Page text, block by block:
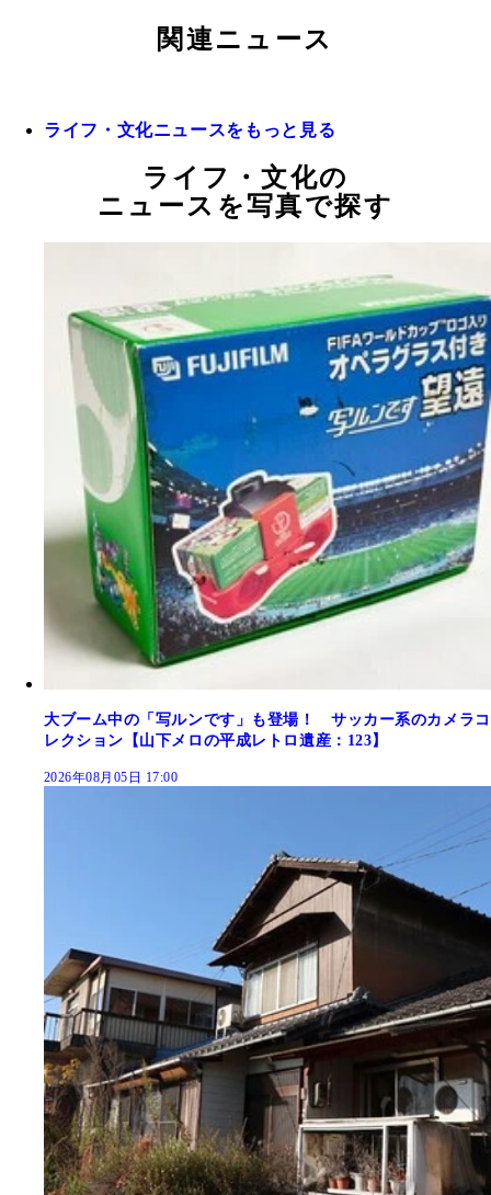
関連ニュース
ライフ・文化ニュースをもっと見る
ライフ・文化の
ニュースを写真で探す
大ブーム中の「写ルンです」も登場！ サッカー系のカメラコ
レクション【山下メロの平成レトロ遺産：123】
2026年08月05日 17:00